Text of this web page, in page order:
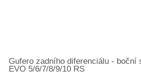
Gufero zadního diferenciálu - boční
EVO 5/6/7/8/9/10 RS